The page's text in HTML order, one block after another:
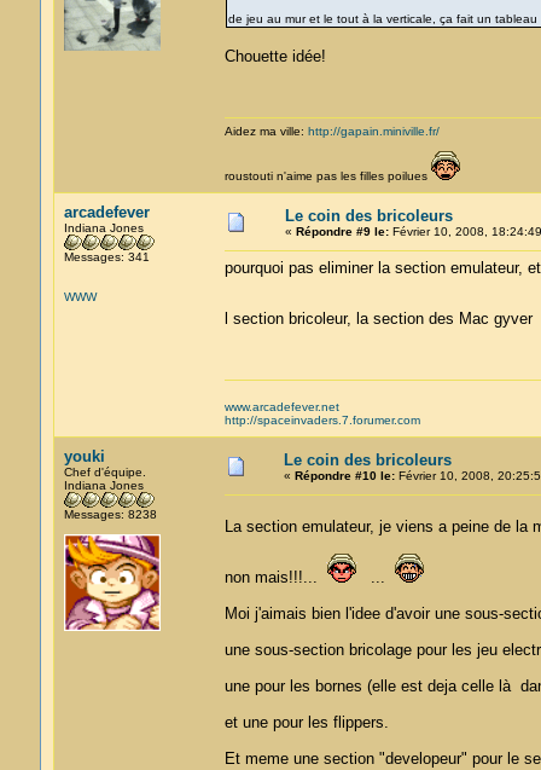
de jeu au mur et le tout à la verticale, ça fait un
Chouette idée!
Aidez ma ville: http://gapain.miniville.fr/
roustouti n'aime pas les filles poilues
arcadefever
Indiana Jones
Messages: 341
WWW
Le coin des bricoleurs
« Répondre #9 le:Février 10, 2008,
pourquoi pas eliminer la section emulateur,
l section bricoleur, la section des Mac gyver
www.arcadefever.net
http://spaceinvaders.7.forumer.com
youki
Chef d'équipe.
Indiana Jones
Messages: 8238
Le coin des bricoleurs
« Répondre #10 le:Février 10, 2008,
La section emulateur, je viens a peine de la
non mais!!!...
...
Moi j'aimais bien l'idee d'avoir une sous-
une sous-section bricolage pour les jeu
une pour les bornes (elle est deja celle là
et une pour les flippers.
Et meme une section "developeur" pour le